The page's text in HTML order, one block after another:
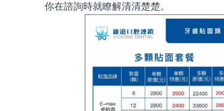
你在諮詢時就瞭解清清楚楚。